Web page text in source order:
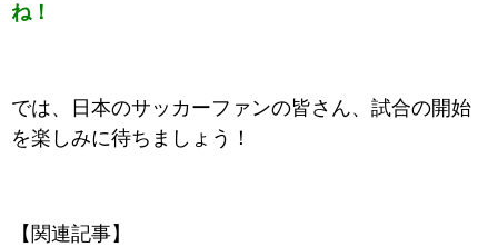
ね！
では、日本のサッカーファンの皆さん、試合の開始
を楽しみに待ちましょう！
【関連記事】